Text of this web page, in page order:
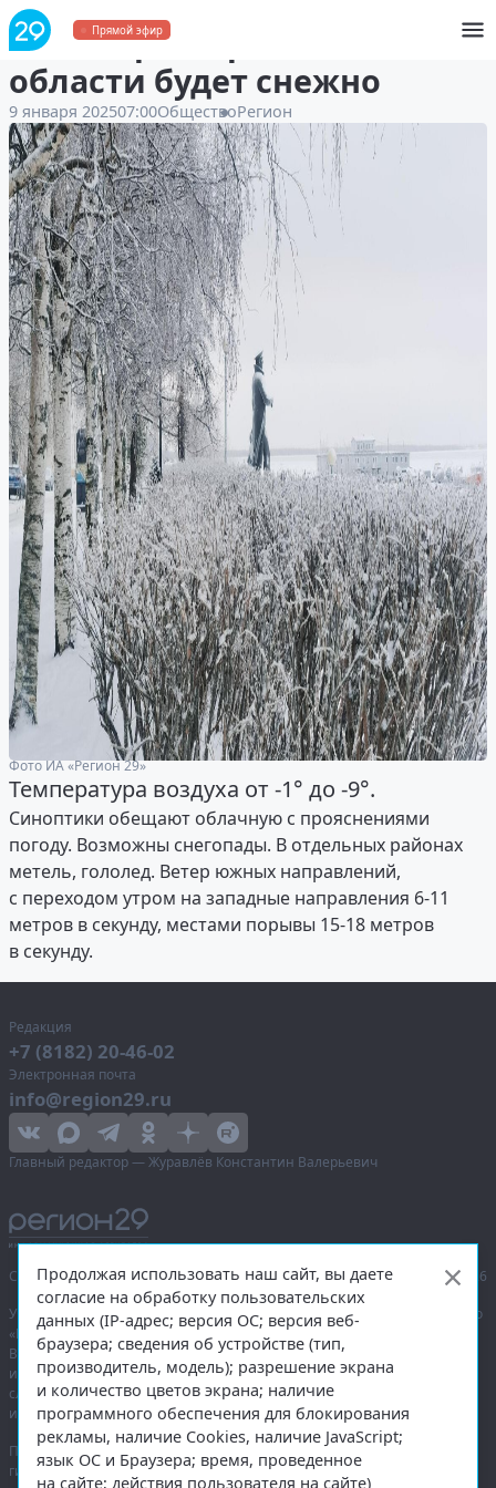
Прямой эфир
В четверг в Архангельской
области будет снежно
9 января 202507:00ОбществоРегион
Фото ИА «Регион 29»
Температура воздуха от -1° до -9°.
Синоптики обещают облачную с прояснениями
погоду. Возможны снегопады. В отдельных районах
метель, гололед. Ветер южных направлений,
с переходом утром на западные направления 6-11
метров в секунду, местами порывы 15-18 метров
в секунду.
Редакция
+7 (8182) 20-46-02
Электронная почта
info@region29.ru
Главный редактор — Журавлёв Константин Валерьевич
Сетевое издание «Информационное агентство Регион 29»,
© 2016–2026
Учредитель — общество с ограниченной ответственностью «Агентство
«Правда Севера».
Выписка из реестра зарегистрированных средств массовой
информации:ЭЛ № ФС 77-74226от 09.11.2018 выдано Федеральной
службой по надзору в сфере связи, информационных технологий
и массовых коммуникаций (Роскомнадзор).
При полном или частичном использовании любых материалов
гиперссылка на region29.ruобязательна. Копирование материалов без
Продолжая использовать наш сайт, вы даете
согласие на обработку пользовательских
данных (IP-адрес; версия ОС; версия веб-
браузера; сведения об устройстве (тип,
производитель, модель); разрешение экрана
и количество цветов экрана; наличие
программного обеспечения для блокирования
рекламы, наличие Cookies, наличие JavaScript;
язык ОС и Браузера; время, проведенное
на сайте; действия пользователя на сайте)